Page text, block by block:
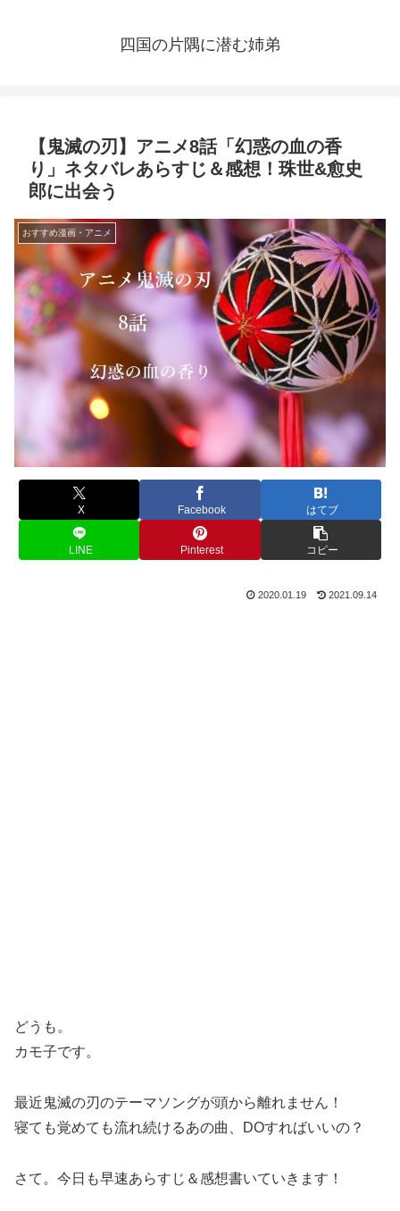
四国の片隅に潜む姉弟
【鬼滅の刃】アニメ8話「幻惑の血の香
り」ネタバレあらすじ＆感想！珠世&愈史
郎に出会う
おすすめ漫画・アニメ
X Facebook はてブ
LINE Pinterest コピー
2020.01.19 2021.09.14
どうも。
カモ子です。
最近鬼滅の刃のテーマソングが頭から離れません！
寝ても覚めても流れ続けるあの曲、DOすればいいの？
さて。今日も早速あらすじ＆感想書いていきます！